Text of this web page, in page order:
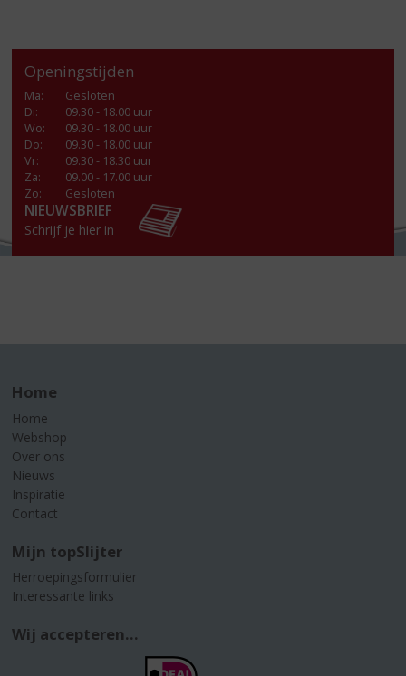
Openingstijden
Ma:
Gesloten
Di:
09.30 - 18.00 uur
Wo:
09.30 - 18.00 uur
Do:
09.30 - 18.00 uur
Vr:
09.30 - 18.30 uur
Za:
09.00 - 17.00 uur
Zo:
Gesloten
NIEUWSBRIEF
Schrijf je hier in
Home
Home
Webshop
Over ons
Nieuws
Inspiratie
Contact
Mijn topSlijter
Herroepingsformulier
Interessante links
Wij accepteren...